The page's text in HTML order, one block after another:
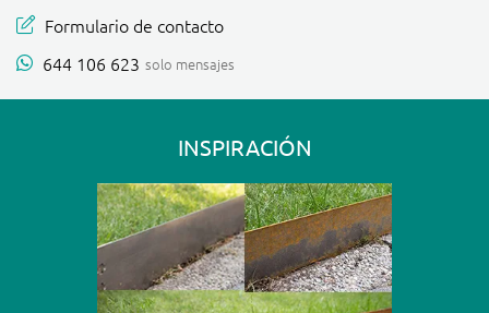
Formulario de contacto
644 106 623 solo mensajes
INSPIRACIÓN